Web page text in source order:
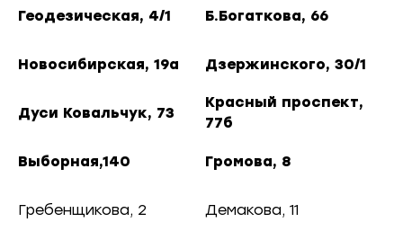
Геодезическая, 4/1 Б.Богаткова, 66
Новосибирская, 19а Дзержинского, 30/1
Дуси Ковальчук, 73
Красный проспект,
77б
Выборная,140 Громова, 8
Гребенщикова, 2 Демакова, 11
роллов
рыба
и отделы
4/1